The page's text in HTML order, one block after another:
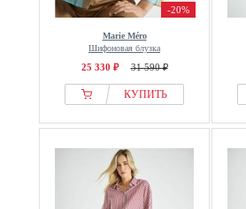
-20%
Marie Méro
Шифоновая блузка
25 330 ₽ 31 590 ₽
КУПИТЬ